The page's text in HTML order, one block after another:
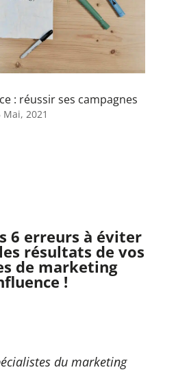
: réussir ses campagnes
Mai, 2021
6 erreurs à éviter
résultats de vos
de marketing
!
du marketing